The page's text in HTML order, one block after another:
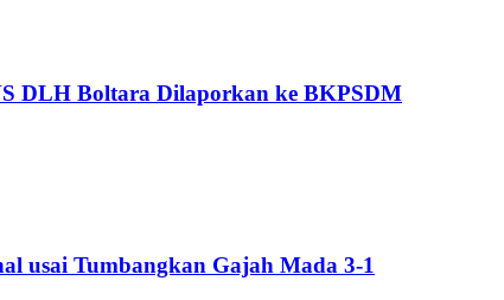
DLH Boltara Dilaporkan ke BKPSDM
usai Tumbangkan Gajah Mada 3-1